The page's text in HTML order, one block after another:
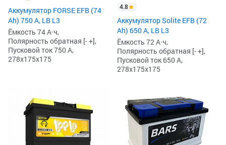
Аккумулятор FORSE EFB (74
Ah) 750 А, LB L3
Ёмкость 74 А·ч,
Полярность обратная [- +],
Пусковой ток 750 А,
278x175x175
4.8
Аккумулятор Solite EFB (72
Ah) 650 А, LB L3
Ёмкость 72 А·ч,
Полярность обратная [- +],
Пусковой ток 650 А,
278x175x175